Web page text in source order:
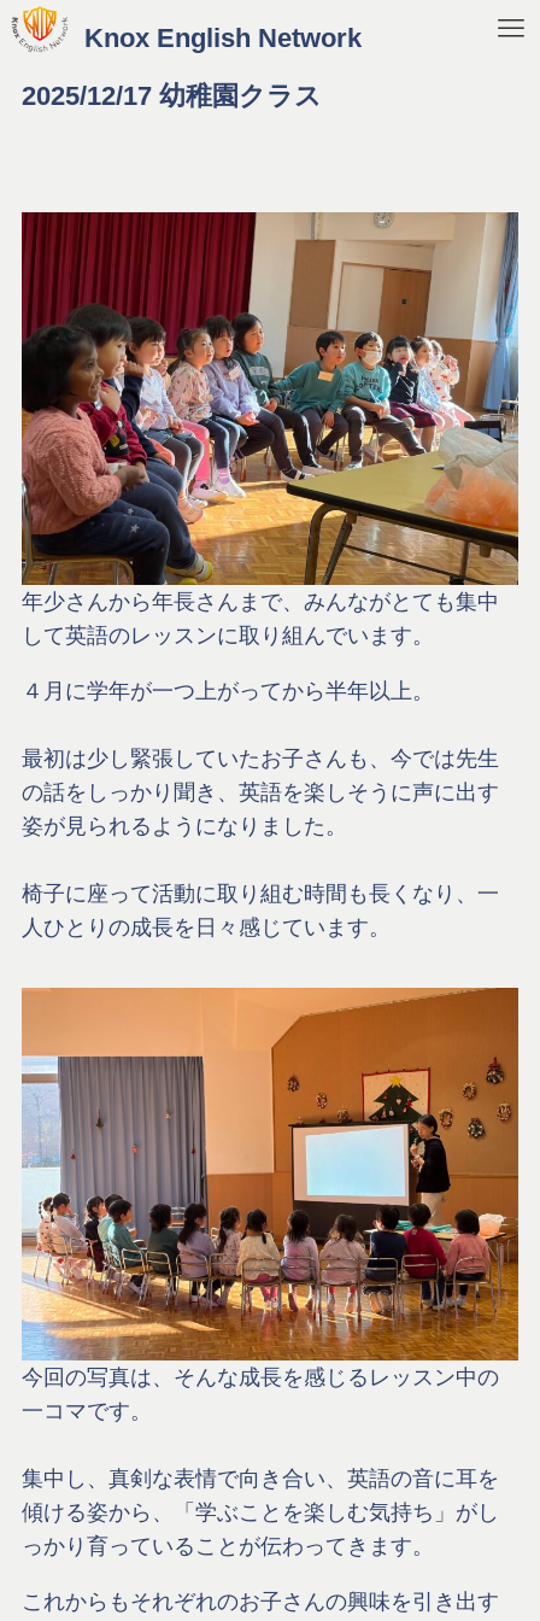
Knox English Network
2025/12/17 幼稚園クラス
年少さんから年長さんまで、みんながとても集中
して英語のレッスンに取り組んでいます。
４月に学年が一つ上がってから半年以上。
最初は少し緊張していたお子さんも、今では先生
の話をしっかり聞き、英語を楽しそうに声に出す
姿が見られるようになりました。
椅子に座って活動に取り組む時間も長くなり、一
人ひとりの成長を日々感じています。
今回の写真は、そんな成長を感じるレッスン中の
一コマです。
集中し、真剣な表情で向き合い、英語の音に耳を
傾ける姿から、「学ぶことを楽しむ気持ち」がし
っかり育っていることが伝わってきます。
これからもそれぞれのお子さんの興味を引き出す